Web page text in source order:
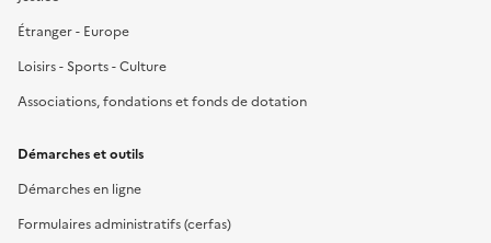
Étranger - Europe
Loisirs - Sports - Culture
Associations, fondations et fonds de dotation
Démarches et outils
Démarches en ligne
Formulaires administratifs (cerfas)